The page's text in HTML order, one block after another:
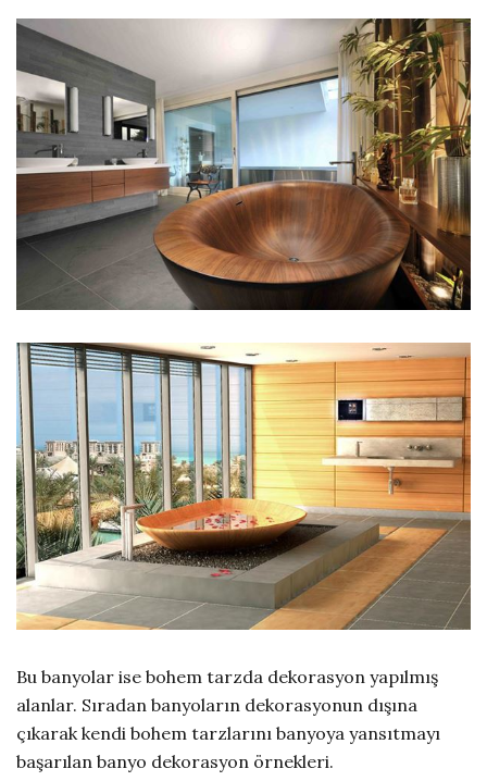
Bu banyolar ise bohem tarzda dekorasyon yapılmış
alanlar. Sıradan banyoların dekorasyonun dışına
çıkarak kendi bohem tarzlarını banyoya yansıtmayı
başarılan banyo dekorasyon örnekleri.